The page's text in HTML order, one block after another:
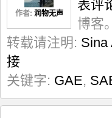
作者: 润物无声
表评
博客。
转载请注明: Sina
接
关键字: GAE,